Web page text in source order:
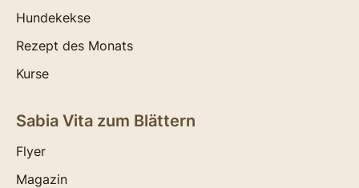
Hundekekse
Rezept des Monats
Kurse
Sabia Vita zum Blättern
Flyer
Magazin